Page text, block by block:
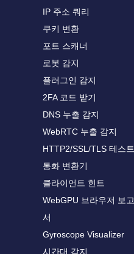
IP 주소 쿼리
쿠키 변환
포트 스캐너
로봇 감지
플러그인 감지
2FA 코드 받기
DNS 누출 감지
WebRTC 누출 감지
HTTP2/SSL/TLS 테스트
통화 변환기
클라이언트 힌트
WebGPU 브라우저 보고
서
Gyroscope Visualizer
시간대 감지